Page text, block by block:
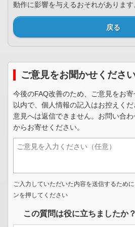
動作に影響を与えるおそれがあります
戻る
ご意見をお聞かせくださ
今後のFAQ改善のため、ご意見をお
以内で、個人情報の記入はお控えく
意見へは返信できません。お問い合
からお寄せください。
ご入力していただいた内容を送信するため
ンを押してください
この質問は役に立ちましたか？